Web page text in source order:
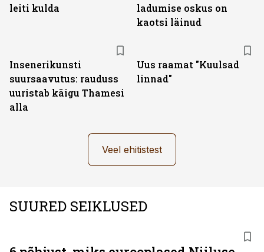
leiti kulda
ladumise oskus on
kaotsi läinud
Insenerikunsti
suursaavutus: rauduss
uuristab käigu Thamesi
alla
Uus raamat "Kuulsad
linnad"
Veel ehitistest
SUURED SEIKLUSED